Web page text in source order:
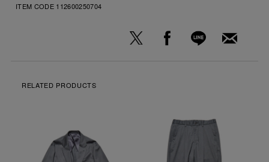
ITEM CODE 112600250704
RELATED PRODUCTS